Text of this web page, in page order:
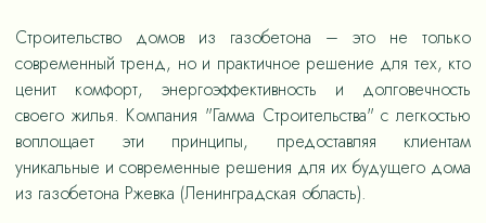
Строительство домов из газобетона – это не только
современный тренд, но и практичное решение для тех, кто
ценит комфорт, энергоэффективность и долговечность
своего жилья. Компания "Гамма Строительства" с легкостью
воплощает эти принципы, предоставляя клиентам
уникальные и современные решения для их будущего дома
из газобетона Ржевка (Ленинградская область).